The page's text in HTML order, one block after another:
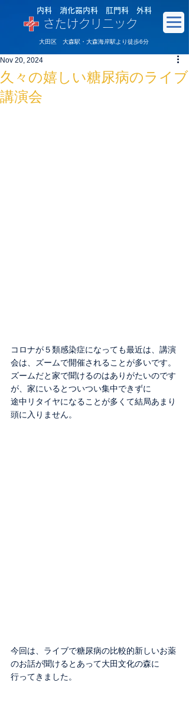
内科 消化器内科 肛門科 外科
さたけクリニック
大田区 大森駅・大森海岸駅より徒歩6分
久々の嬉しい糖尿病のライブ
講演会
Nov 20, 2024
コロナが５類感染症になっても最近は、講演
会は、ズームで開催されることが多いです。
ズームだと家で聞けるのはありがたいのです
が、家にいるとついつい集中できずに
途中リタイヤになることが多くて結局あまり
頭に入りません。
今回は、ライブで糖尿病の比較的新しいお薬
のお話が聞けるとあって大田文化の森に
行ってきました。